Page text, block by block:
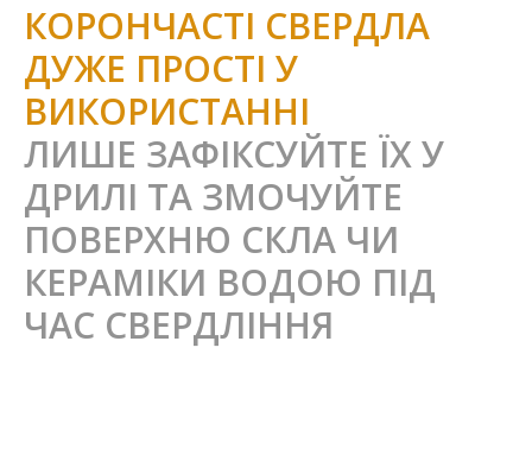
КОРОНЧАСТІ СВЕРДЛА
ДУЖЕ ПРОСТІ У
ВИКОРИСТАННІ
ЛИШЕ ЗАФІКСУЙТЕ ЇХ У
ДРИЛІ ТА ЗМОЧУЙТЕ
ПОВЕРХНЮ СКЛА ЧИ
КЕРАМІКИ ВОДОЮ ПІД
ЧАС СВЕРДЛІННЯ